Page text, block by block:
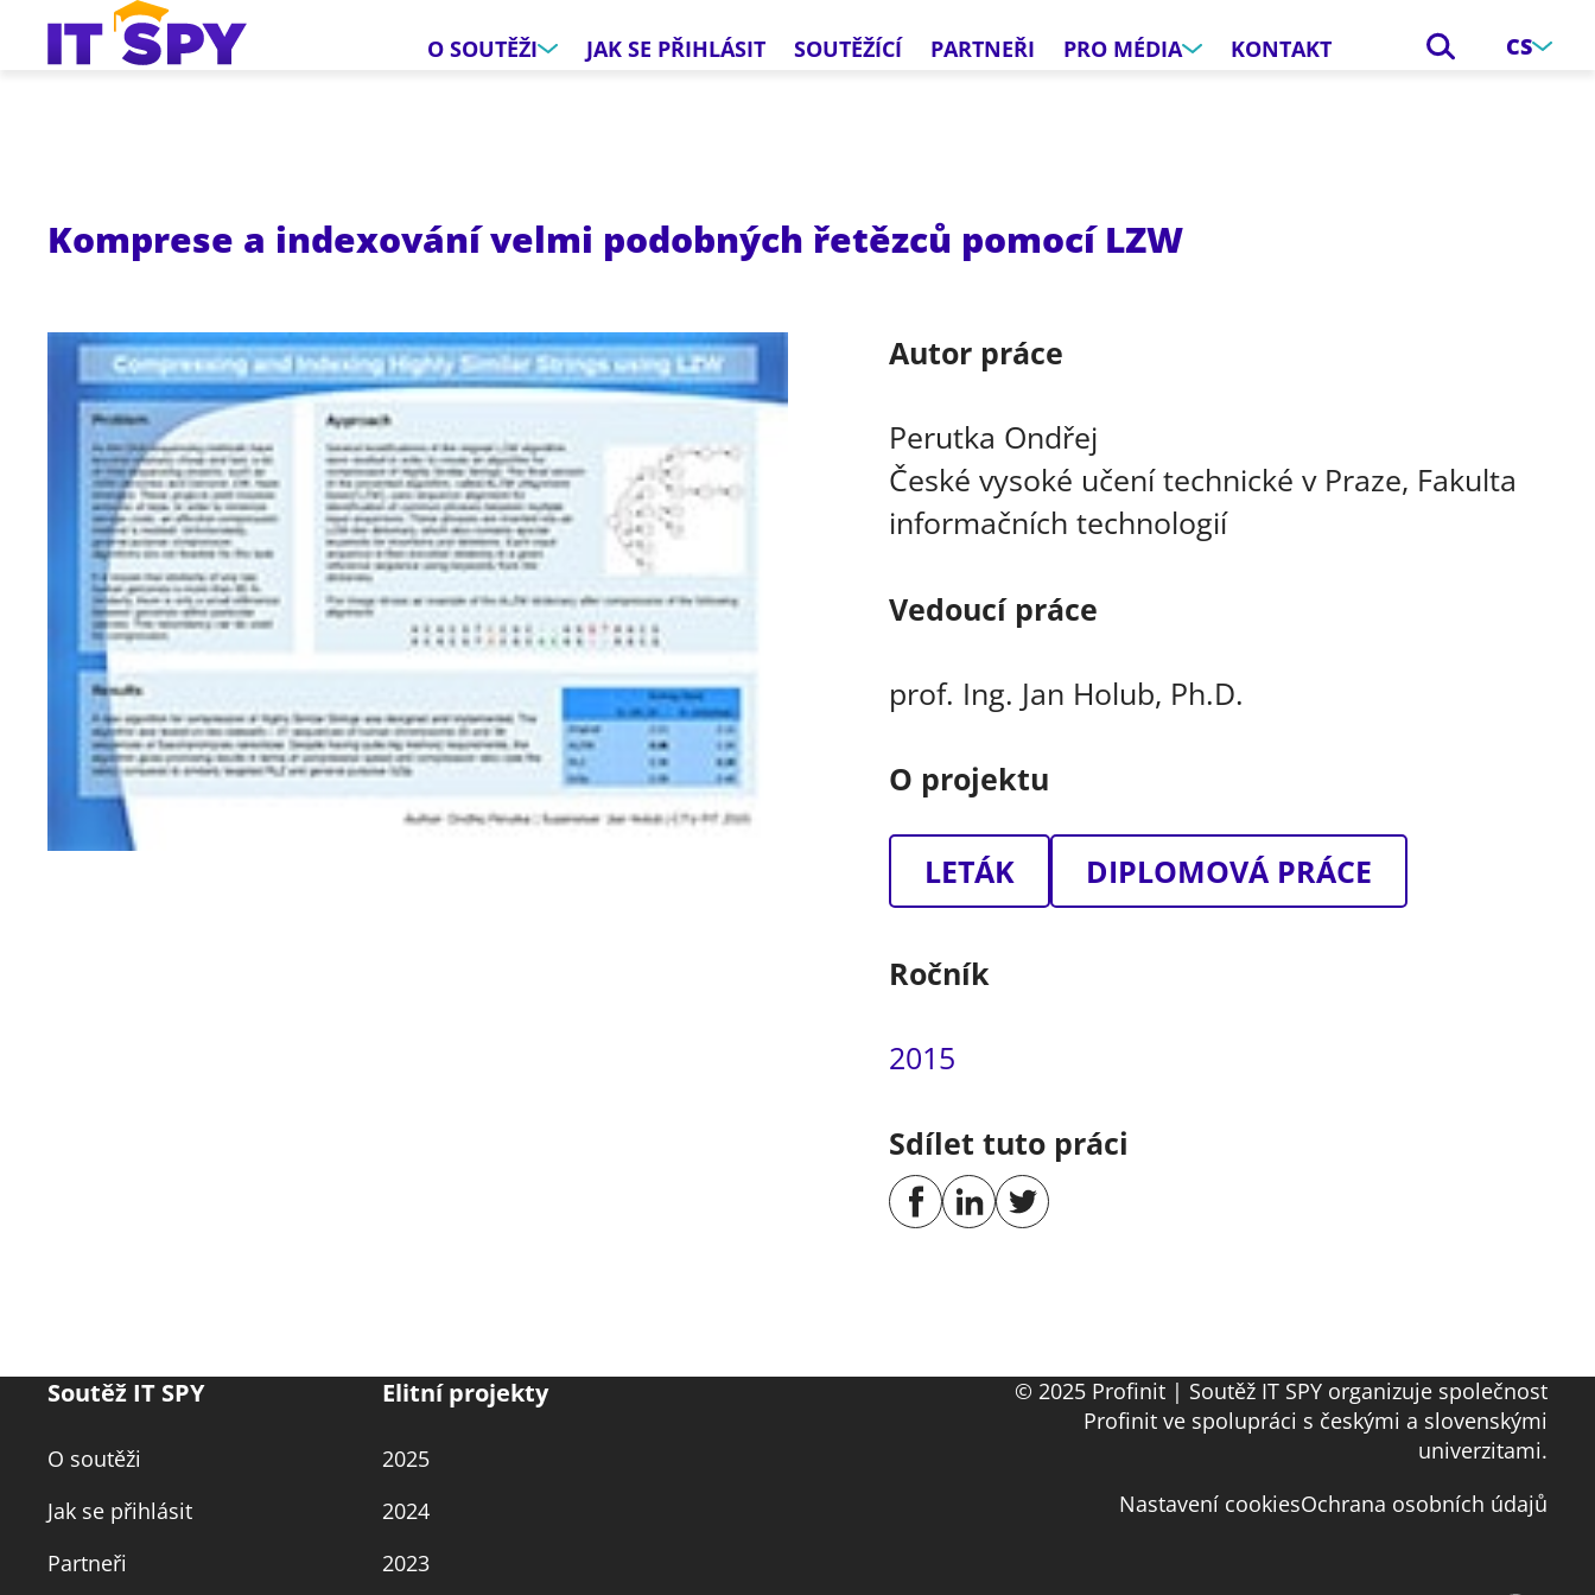
O SOUTĚŽI JAK SE PŘIHLÁSIT SOUTĚŽÍCÍ PARTNEŘI PRO MÉDIA KONTAKT CS
Komprese a indexování velmi podobných řetězců pomocí LZW
Autor práce
Perutka Ondřej
České vysoké učení technické v Praze, Fakulta
informačních technologií
Vedoucí práce
prof. Ing. Jan Holub, Ph.D.
O projektu
LETÁK DIPLOMOVÁ PRÁCE
Ročník
2015
Sdílet tuto práci
Soutěž IT SPY
O soutěži
Jak se přihlásit
Partneři
Elitní projekty
2025
2024
2023
© 2025 Profinit | Soutěž IT SPY organizuje společnost
Profinit ve spolupráci s českými a slovenskými
univerzitami.
Nastavení cookiesOchrana osobních údajů